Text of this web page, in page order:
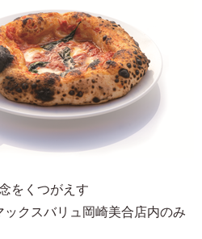
をくつがえす
クスバリュ岡崎美合店内のみ